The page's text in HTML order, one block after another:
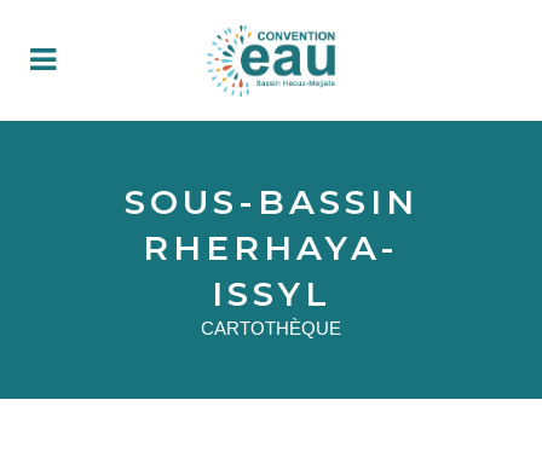
SOUS-BASSIN
RHERHAYA-
ISSYL
CARTOTHÈQUE